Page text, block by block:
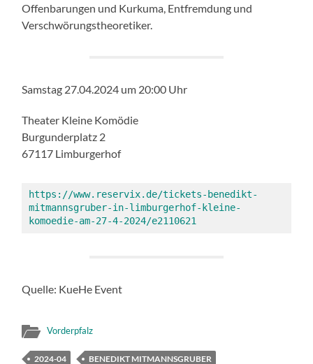
Offenbarungen und Kurkuma, Entfremdung und
Verschwörungstheoretiker.
Samstag 27.04.2024 um 20:00 Uhr
Theater Kleine Komödie
Burgunderplatz 2
67117 Limburgerhof
https://www.reservix.de/tickets-benedikt-
mitmannsgruber-in-limburgerhof-kleine-
komoedie-am-27-4-2024/e2110621
Quelle: KueHe Event
Vorderpfalz
2024-04 BENEDIKT MITMANNSGRUBER